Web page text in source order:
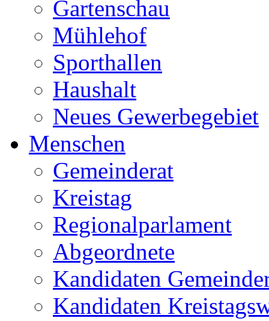
Gartenschau
Mühlehof
Sporthallen
Haushalt
Neues Gewerbegebiet
Menschen
Gemeinderat
Kreistag
Regionalparlament
Abgeordnete
Kandidaten
Kandidaten